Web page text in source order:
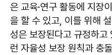
은 교육·연구 활동에 지장
을 할 수 있고, 이를 위해
성은 보장된다고 규정하고
런 자율성 보장 원칙과 충